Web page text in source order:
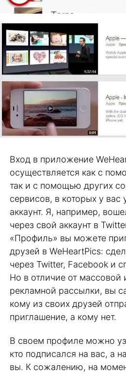
Вход в приложение
осуществляется как с
так и с помощью других
сервисов, в которых у вас
аккаунт. Я, например,
через свой аккаунт в
«Профиль» вы можете
друзей в WeHeartPics:
через Twitter, Facebook и
Но в отличие от массовой
рекламной рассылки, вы
кому из своих друзей
приглашение, а кому нет.
В своем профиле можно
кто подписался на вас, а
вы. К сожалению, на